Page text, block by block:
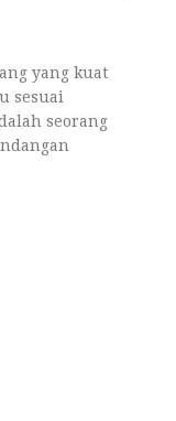
yang kuat
sesuai
seorang